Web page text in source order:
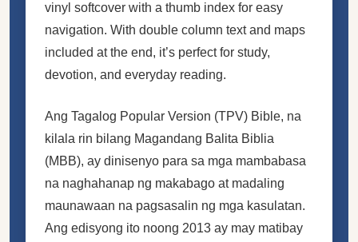
vinyl softcover with a thumb index for easy
navigation. With double column text and maps
included at the end, it’s perfect for study,
devotion, and everyday reading.
Ang Tagalog Popular Version (TPV) Bible, na
kilala rin bilang Magandang Balita Biblia
(MBB), ay dinisenyo para sa mga mambabasa
na naghahanap ng makabago at madaling
maunawaan na pagsasalin ng mga kasulatan.
Ang edisyong ito noong 2013 ay may matibay